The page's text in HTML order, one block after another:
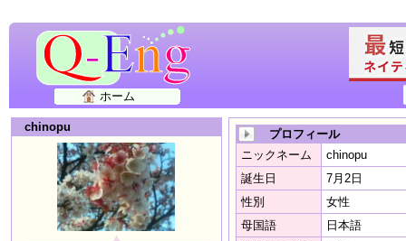
ホーム
chinopu
プロフィール
ニックネーム
chinopu
誕生日
7月2日
性別
女性
母国語
日本語